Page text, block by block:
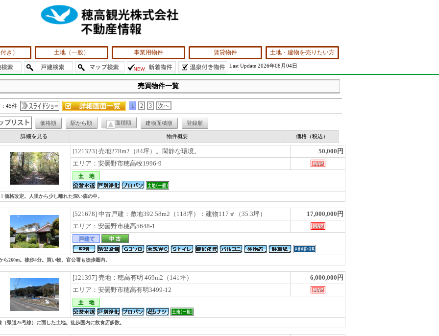
き） 土地（一般） 事業用物件 賃貸物件 土地・建物を売りたい方
Last Update 2026年08月04日
売買物件一覧
45件 1 2 3 次へ
価格順 駅から順 面積順 建物面積順 登録順
詳細を見る 物件概要 価格（税込）
[121323] 売地278m2（84坪）。閑静な環境。
50,000円
エリア：安曇野市穂高牧1996-9
価格改定。人里から少し離れた深い森の中。
[521678] 中古戸建：敷地392.58m2（118坪）：建物117㎡（35.3坪）
17,000,000円
エリア：安曇野市穂高5648-1
ら260m。徒歩4分。買い物、官公署も徒歩圏内。
[121397] 売地：穂高有明 469m2（141坪）
6,000,000円
エリア：安曇野市穂高有明3499-12
（県道25号線）に面した土地。徒歩圏内に飲食店多数。